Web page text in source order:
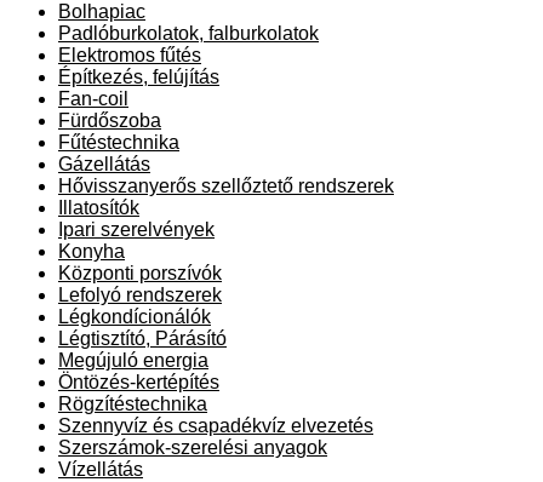
Bolhapiac
Padlóburkolatok, falburkolatok
Elektromos fűtés
Építkezés, felújítás
Fan-coil
Fürdőszoba
Fűtéstechnika
Gázellátás
Hővisszanyerős szellőztető rendszerek
Illatosítók
Ipari szerelvények
Konyha
Központi porszívók
Lefolyó rendszerek
Légkondícionálók
Légtisztító, Párásító
Megújuló energia
Öntözés-kertépítés
Rögzítéstechnika
Szennyvíz és csapadékvíz elvezetés
Szerszámok-szerelési anyagok
Vízellátás